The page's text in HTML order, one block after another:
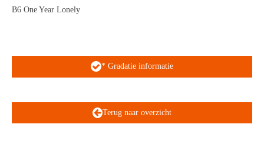
B6 One Year Lonely
* Gradatie informatie
Terug naar overzicht